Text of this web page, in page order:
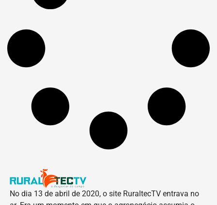
No dia 13 de abril de 2020, o site RuraltecTV entrava no